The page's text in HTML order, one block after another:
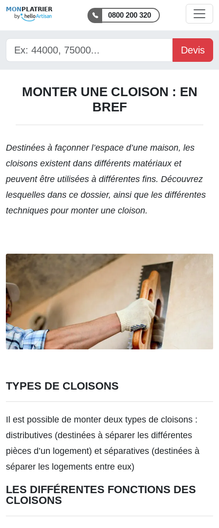
MON PLATRIER
0800 200 320
Devis
MONTER UNE CLOISON : EN
BREF
Destinées à façonner l’espace d’une maison, les
cloisons existent dans différents matériaux et
peuvent être utilisées à différentes fins. Découvrez
lesquelles dans ce dossier, ainsi que les différentes
techniques pour monter une cloison.
TYPES DE CLOISONS
Il est possible de monter deux types de cloisons :
distributives (destinées à séparer les différentes
pièces d’un logement) et séparatives (destinées à
séparer les logements entre eux)
LES DIFFÉRENTES FONCTIONS DES
CLOISONS